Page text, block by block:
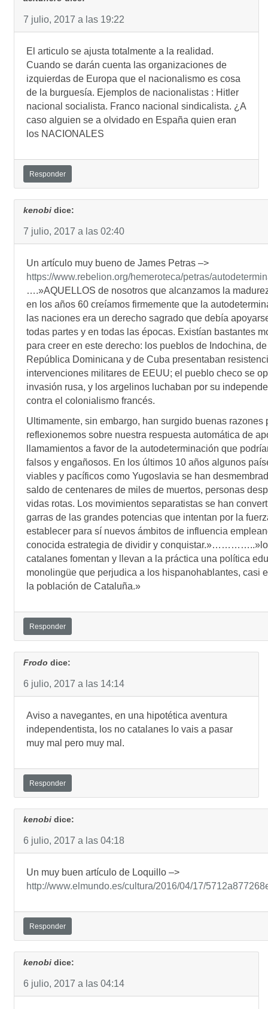
7 julio, 2017 a las 19:22
El articulo se ajusta totalmente a la realidad.
Cuando se darán cuenta las organizaciones de
izquierdas de Europa que el nacionalismo es cosa
de la burguesía. Ejemplos de nacionalistas : Hitler
nacional socialista. Franco nacional sindicalista. ¿A
caso alguien se a olvidado en España quien eran
los NACIONALES
Responder
kenobi dice:
7 julio, 2017 a las 02:40
Un artículo muy bueno de James Petras –>
https://www.rebelion.org/hemeroteca/petras/
….»AQUELLOS de nosotros que alcanzamos la
en los años 60 creíamos firmemente que la
las naciones era un derecho sagrado que debía
todas partes y en todas las épocas. Existían bastantes
para creer en este derecho: los pueblos de Indochina,
República Dominicana y de Cuba presentaban
intervenciones militares de EEUU; el pueblo checo se
invasión rusa, y los argelinos luchaban por su
contra el colonialismo francés.
Ultimamente, sin embargo, han surgido buenas razones
reflexionemos sobre nuestra respuesta automática de
llamamientos a favor de la autodeterminación que
falsos y engañosos. En los últimos 10 años algunos
viables y pacíficos como Yugoslavia se han
saldo de centenares de miles de muertos, personas
vidas rotas. Los movimientos separatistas se han
garras de las grandes potencias que intentan por la
establecer para sí nuevos ámbitos de influencia
conocida estrategia de dividir y
catalanes fomentan y llevan a la práctica una política
monolingüe que perjudica a los hispanohablantes, casi
la población de Cataluña.»
Responder
Frodo dice:
6 julio, 2017 a las 14:14
Aviso a navegantes, en una hipotética aventura
independentista, los no catalanes lo vais a pasar
muy mal pero muy mal.
Responder
kenobi dice:
6 julio, 2017 a las 04:18
Un muy buen artículo de Loquillo –>
http://www.elmundo.es/cultura/2016/04/17/
Responder
kenobi dice:
6 julio, 2017 a las 04:14